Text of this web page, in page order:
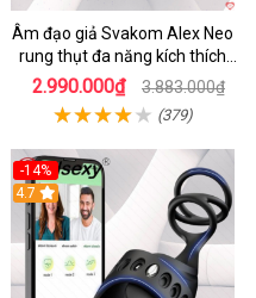
Âm đạo giả Svakom Alex Neo
rung thụt đa năng kích thích
mạnh
2.990.000₫ 3.883.000₫
(379)
-14%
4.7